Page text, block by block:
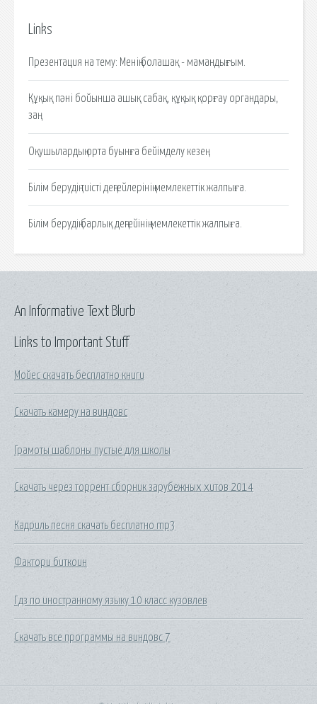
Links
Презентация на тему: Менің болашақ - мамандығым.
Құқық пәні бойынша ашық сабақ, құқық қорғау органдары,
заң.
Оқушылардың орта буынға бейімделу кезең.
Білім берудің тиісті деңгейлерінің мемлекеттік жалпыға.
Білім берудің барлық деңгейінің мемлекеттік жалпыға.
Links to Important Stuff
Мойес скачать бесплатно книги
Скачать камеру на виндовс
Грамоты шаблоны пустые для школы
Скачать через торрент сборник зарубежных хитов 2014
Кадриль песня скачать бесплатно mp3
Фактори биткоин
Гдз по иностранному языку 10 класс кузовлев
Скачать все программы на виндовс 7
An Informative Text Blurb